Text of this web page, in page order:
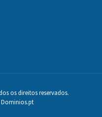
os direitos reservados.
Dominios.pt